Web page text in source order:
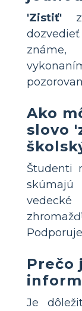
'Zistiť'
známe,
Ako
slovo
Študenti
Prečo
Je